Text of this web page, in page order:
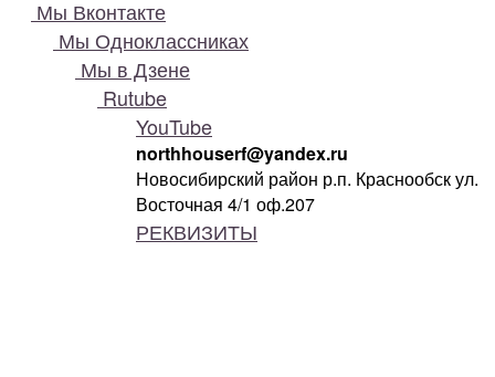
Мы Вконтакте
Мы Одноклассниках
Мы в Дзене
Rutube
YouTube
northhouserf@yandex.ru
Новосибирский район р.п. Краснообск ул.
Восточная 4/1 оф.207
РЕКВИЗИТЫ